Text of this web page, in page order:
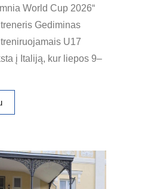
World Cup 2026“
Gediminas
U17
į Italiją, kur liepos 9–